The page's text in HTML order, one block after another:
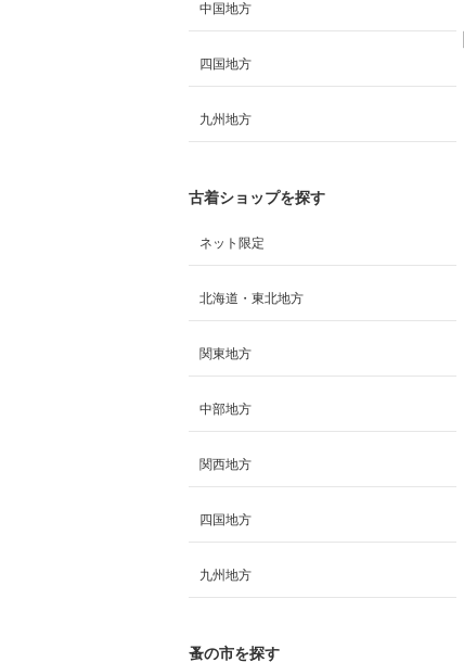
中国地方
四国地方
九州地方
古着ショップを探す
ネット限定
北海道・東北地方
関東地方
中部地方
関西地方
四国地方
九州地方
蚤の市を探す